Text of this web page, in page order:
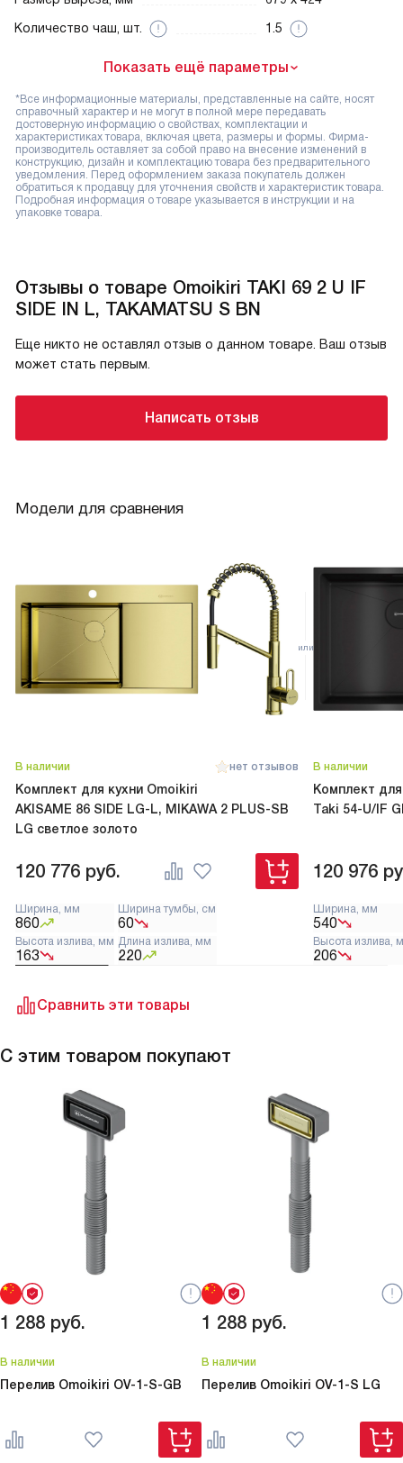
Количество чаш, шт.
1.5
Показать ещё параметры
*Все информационные материалы, представленные на сайте, носят
справочный характер и не могут в полной мере передавать
достоверную информацию о свойствах, комплектации и
характеристиках товара, включая цвета, размеры и формы. Фирма-
производитель оставляет за собой право на внесение изменений в
конструкцию, дизайн и комплектацию товара без предварительного
уведомления. Перед оформлением заказа покупатель должен
обратиться к продавцу для уточнения свойств и характеристик товара.
Подробная информация о товаре указывается в инструкции и на
упаковке товара.
Отзывы о товаре Omoikiri TAKI 69 2 U IF
SIDE IN L, TAKAMATSU S BN
Еще никто не оставлял отзыв о данном товаре. Ваш отзыв
может стать первым.
Написать отзыв
Модели для сравнения
Сравнить эти товары
В наличии нет отзывов
Комплект для кухни Omoikiri
AKISAME 86 SIDE LG-L, MIKAWA 2 PLUS-SB
LG светлое золото
120 776 руб.
Ширина, мм
860
Ширина тумбы, см
60
Высота излива, мм
163
Длина излива, мм
220
В наличии
Комплект
Taki 54-U/IF
120 976
Ширина, мм
540
Высота излива,
206
С этим товаром покупают
1 288 руб.
В наличии
Перелив Omoikiri OV-1-S-GB
1 288 руб.
В наличии
Перелив Omoikiri OV-1-S LG